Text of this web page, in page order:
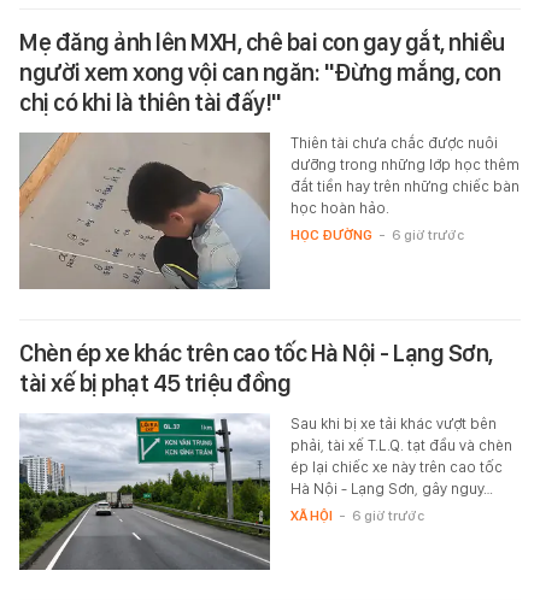
Mẹ đăng ảnh lên MXH, chê bai con gay gắt, nhiều
người xem xong vội can ngăn: "Đừng mắng, con
chị có khi là thiên tài đấy!"
Thiên tài chưa chắc được nuôi
dưỡng trong những lớp học thêm
đắt tiền hay trên những chiếc bàn
học hoàn hảo.
HỌC ĐƯỜNG - 6 giờ trước
Chèn ép xe khác trên cao tốc Hà Nội - Lạng Sơn,
tài xế bị phạt 45 triệu đồng
Sau khi bị xe tải khác vượt bên
phải, tài xế T.L.Q. tạt đầu và chèn
ép lại chiếc xe này trên cao tốc
Hà Nội - Lạng Sơn, gây nguy…
XÃ HỘI - 6 giờ trước